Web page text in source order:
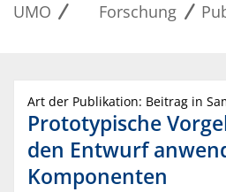
UMO Forschung
Art der Publikation: Beitrag in
Prototypische
den Entwurf
Komponenten